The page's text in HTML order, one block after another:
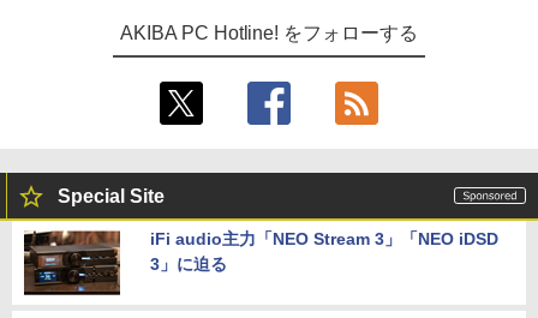
AKIBA PC Hotline! をフォローする
Special Site
iFi audio主力「NEO Stream 3」「NEO iDSD
3」に迫る